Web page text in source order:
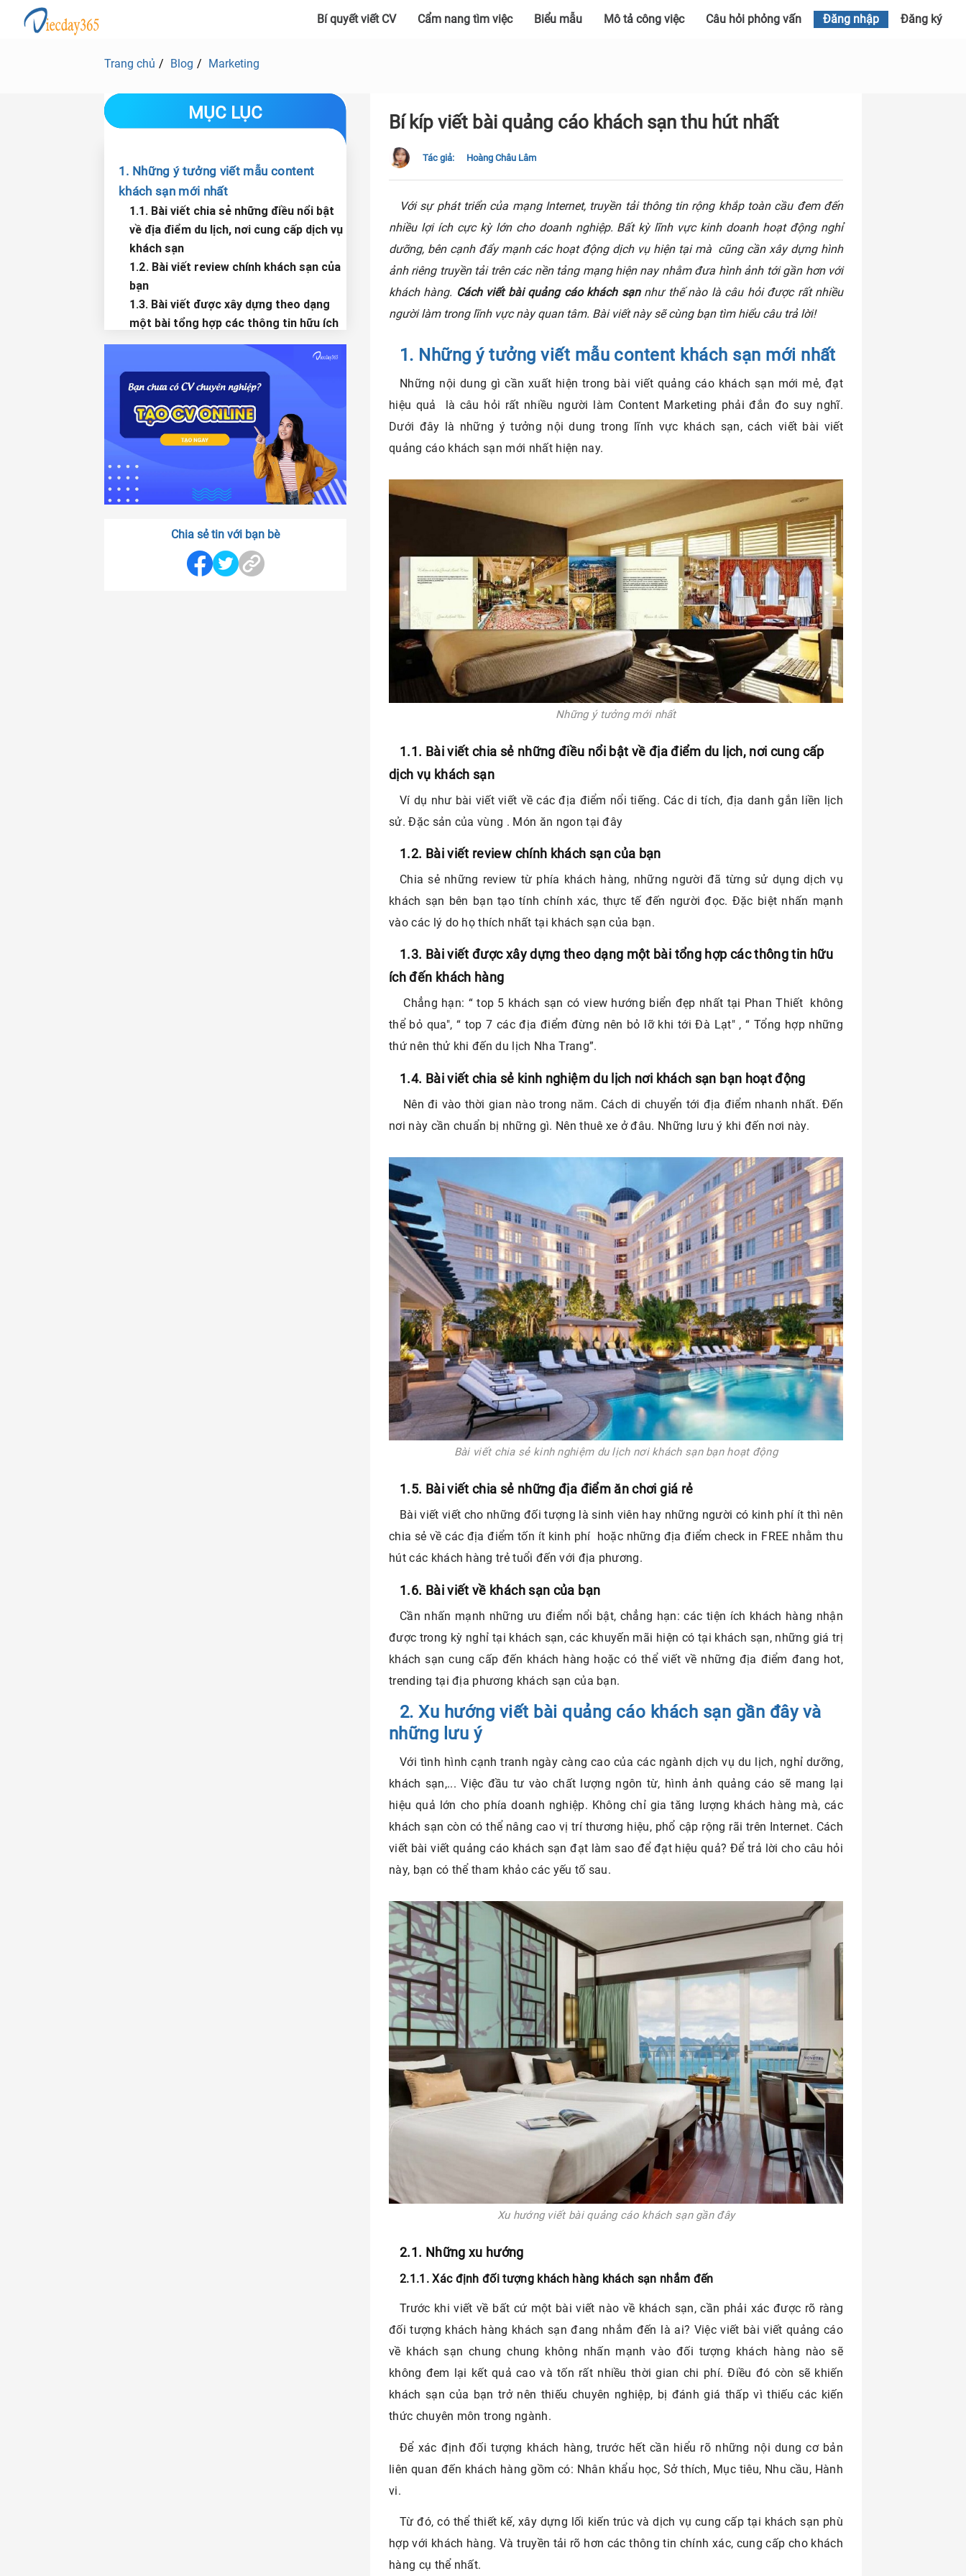
Bí quyết viết CV Cẩm nang tìm việc Biểu mẫu Mô tả công việc Câu hỏi phỏng vấn Đăng nhập Đăng ký
Trang chủ Blog Marketing
Bí kíp viết bài quảng cáo khách sạn thu hút nhất
Tác giả: Hoàng Châu Lâm
Với sự phát triển của mạng Internet, truyền tải thông tin rộng khắp toàn cầu đem đến
nhiều lợi ích cực kỳ lớn cho doanh nghiệp. Bất kỳ lĩnh vực kinh doanh hoạt động nghỉ
dưỡng, bên cạnh đẩy mạnh các hoạt động dịch vụ hiện tại mà cũng cần xây dựng hình
ảnh riêng truyền tải trên các nền tảng mạng hiện nay nhằm đưa hình ảnh tới gần hơn với
khách hàng. Cách viết bài quảng cáo khách sạnnhư thế nào là câu hỏi được rất nhiều
người làm trong lĩnh vực này quan tâm. Bài viết này sẽ cùng bạn tìm hiểu câu trả lời!
MỤC LỤC
1. Những ý tưởng viết mẫu content
khách sạn mới nhất
1.1. Bài viết chia sẻ những điều nổi bật
về địa điểm du lịch, nơi cung cấp dịch vụ
khách sạn
1.2. Bài viết review chính khách sạn của
bạn
1.3. Bài viết được xây dựng theo dạng
một bài tổng hợp các thông tin hữu ích
đến khách hàng
1.4. Bài viết chia sẻ kinh nghiệm du lịch
nơi khách sạn bạn hoạt động
1.5. Bài viết chia sẻ những địa điểm ăn
chơi giá rẻ
1.6. Bài viết về khách sạn của bạn
2. Xu hướng viết bài quảng cáo khách
sạn gần đây và những lưu ý
2.1. Những xu hướng
khách sạn nhắm đến
2.1.3. Yếu tố địa phương luôn được đặt lên
Chia sẻ tin với bạn bè
1. Những ý tưởng viết mẫu content khách sạn mới nhất
Những nội dung gì cần xuất hiện trong bài viết quảng cáo khách sạn mới mẻ, đạt
hiệu quả là câu hỏi rất nhiều người làm Content Marketing phải đắn đo suy nghĩ.
Dưới đây là những ý tưởng nội dung trong lĩnh vực khách sạn, cách viết bài viết
quảng cáo khách sạn mới nhất hiện nay.
Những ý tưởng mới nhất
1.1. Bài viết chia sẻ những điều nổi bật về địa điểm du lịch, nơi cung cấp
dịch vụ khách sạn
Ví dụ như bài viết viết về các địa điểm nổi tiếng. Các di tích, địa danh gắn liền lịch
sử. Đặc sản của vùng . Món ăn ngon tại đây
1.2. Bài viết review chính khách sạn của bạn
Chia sẻ những review từ phía khách hàng, những người đã từng sử dụng dịch vụ
khách sạn bên bạn tạo tính chính xác, thực tế đến người đọc. Đặc biệt nhấn mạnh
vào các lý do họ thích nhất tại khách sạn của bạn.
1.3. Bài viết được xây dựng theo dạng một bài tổng hợp các thông tin hữu
ích đến khách hàng
Chẳng hạn: “ top 5 khách sạn có view hướng biển đẹp nhất tại Phan Thiết không
thể bỏ qua", “ top 7 các địa điểm đừng nên bỏ lỡ khi tới Đà Lạt" , “ Tổng hợp những
thứ nên thử khi đến du lịch Nha Trang”.
1.4. Bài viết chia sẻ kinh nghiệm du lịch nơi khách sạn bạn hoạt động
Nên đi vào thời gian nào trong năm. Cách di chuyển tới địa điểm nhanh nhất. Đến
nơi này cần chuẩn bị những gì. Nên thuê xe ở đâu. Những lưu ý khi đến nơi này.
Bài viết chia sẻ kinh nghiệm du lịch nơi khách sạn bạn hoạt động
1.5. Bài viết chia sẻ những địa điểm ăn chơi giá rẻ
Bài viết viết cho những đối tượng là sinh viên hay những người có kinh phí ít thì nên
chia sẻ về các địa điểm tốn ít kinh phí hoặc những địa điểm check in FREE nhằm thu
hút các khách hàng trẻ tuổi đến với địa phương.
1.6. Bài viết về khách sạn của bạn
Cần nhấn mạnh những ưu điểm nổi bật, chẳng hạn: các tiện ích khách hàng nhận
được trong kỳ nghỉ tại khách sạn, các khuyến mãi hiện có tại khách sạn, những giá trị
khách sạn cung cấp đến khách hàng hoặc có thể viết về những địa điểm đang hot,
trending tại địa phương khách sạn của bạn.
2. Xu hướng viết bài quảng cáo khách sạn gần đây và
những lưu ý
Với tình hình cạnh tranh ngày càng cao của các ngành dịch vụ du lịch, nghỉ dưỡng,
khách sạn,... Việc đầu tư vào chất lượng ngôn từ, hình ảnh quảng cáo sẽ mang lại
hiệu quả lớn cho phía doanh nghiệp. Không chỉ gia tăng lượng khách hàng mà, các
khách sạn còn có thể nâng cao vị trí thương hiệu, phổ cập rộng rãi trên Internet. Cách
viết bài viết quảng cáo khách sạn đạt làm sao để đạt hiệu quả? Để trả lời cho câu hỏi
này, bạn có thể tham khảo các yếu tố sau.
Xu hướng viết bài quảng cáo khách sạn gần đây
2.1. Những xu hướng
2.1.1. Xác định đối tượng khách hàng khách sạn nhắm đến
Trước khi viết về bất cứ một bài viết nào về khách sạn, cần phải xác được rõ ràng
đối tượng khách hàng khách sạn đang nhắm đến là ai? Việc viết bài viết quảng cáo
về khách sạn chung chung không nhấn mạnh vào đối tượng khách hàng nào sẽ
không đem lại kết quả cao và tốn rất nhiều thời gian chi phí. Điều đó còn sẽ khiến
khách sạn của bạn trở nên thiếu chuyên nghiệp, bị đánh giá thấp vì thiếu các kiến
thức chuyên môn trong ngành.
Để xác định đối tượng khách hàng, trước hết cần hiểu rõ những nội dung cơ bản
liên quan đến khách hàng gồm có: Nhân khẩu học, Sở thích, Mục tiêu, Nhu cầu, Hành
vi.
Từ đó, có thể thiết kế, xây dựng lối kiến trúc và dịch vụ cung cấp tại khách sạn phù
hợp với khách hàng. Và truyền tải rõ hơn các thông tin chính xác, cung cấp cho khách
hàng cụ thể nhất.